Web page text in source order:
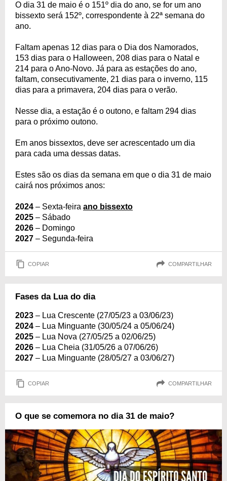
O dia 31 de maio é o 151º dia do ano, se for um ano
bissexto será 152º, correspondente à 22ª semana do
ano.
Faltam apenas 12 dias para o Dia dos Namorados,
153 dias para o Halloween, 208 dias para o Natal e
214 para o Ano-Novo. Já para as estações do ano,
faltam, consecutivamente, 21 dias para o inverno, 115
dias para a primavera, 204 dias para o verão.
Nesse dia, a estação é o outono, e faltam 294 dias
para o próximo outono.
Em anos bissextos, deve ser acrescentado um dia
para cada uma dessas datas.
Estes são os dias da semana em que o dia 31 de maio
cairá nos próximos anos:
2024 – Sexta-feira ano bissexto
2025 – Sábado
2026 – Domingo
2027 – Segunda-feira
COPIAR COMPARTILHAR
Fases da Lua do dia
2023 – Lua Crescente (27/05/23 a 03/06/23)
2024 – Lua Minguante (30/05/24 a 05/06/24)
2025 – Lua Nova (27/05/25 a 02/06/25)
2026 – Lua Cheia (31/05/26 a 07/06/26)
2027 – Lua Minguante (28/05/27 a 03/06/27)
COPIAR COMPARTILHAR
O que se comemora no dia 31 de maio?